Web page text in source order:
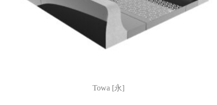
Towa [永]